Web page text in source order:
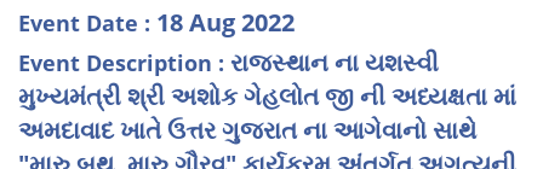
Event Date : 18 Aug 2022
Event Description : રાજસ્થાન ના યશસ્વી
મુખ્યમંત્રી શ્રી અશોક ગેહલોત જી ની અધ્યક્ષતા માં
અમદાવાદ ખાતે ઉત્તર ગુજરાત ના આગેવાનો સાથે